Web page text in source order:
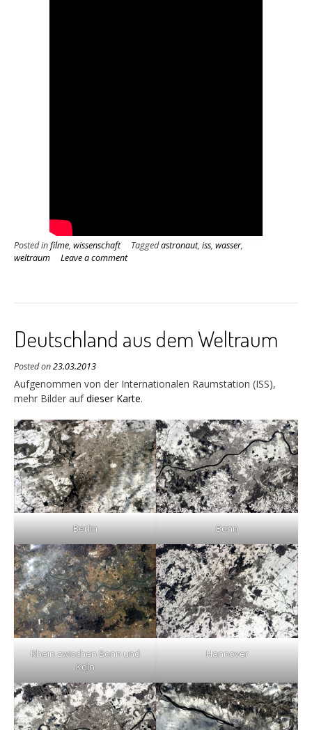
Posted infilme, wissenschaft Taggedastronaut, iss, wasser,
weltraum
Leave a comment
Deutschland aus dem Weltraum
Posted on23.03.2013
Aufgenommen von der Internationalen Raumstation (ISS),
mehr Bilder aufdieser Karte.
Berlin Bonn
Rhein zwischen Bonn und
Köln
Hannover